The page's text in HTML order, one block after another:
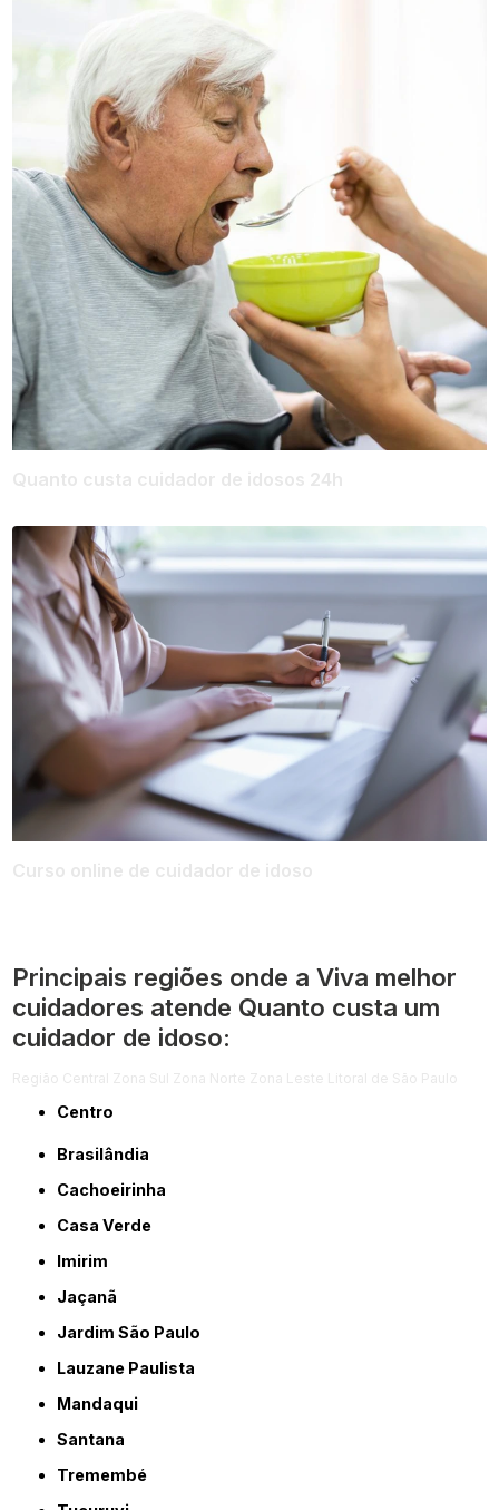
Principais regiões onde a Viva melhor
cuidadores atende Quanto custa um
cuidador de idoso:
Centro
Brasilândia
Cachoeirinha
Casa Verde
Imirim
Jaçanã
Jardim São Paulo
Lauzane Paulista
Mandaqui
Santana
Tremembé